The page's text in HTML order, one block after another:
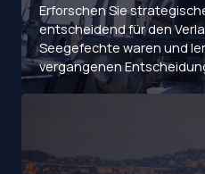
Erforschen Sie
entscheidend für den
Seegefechte waren und
vergangenen